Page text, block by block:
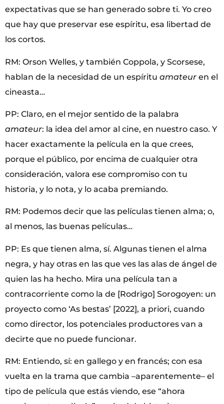
expectativas que se han generado sobre ti. Yo creo
que hay que preservar ese espíritu, esa libertad de
los cortos.
RM: Orson Welles, y también Coppola, y Scorsese,
hablan de la necesidad de un espíritu amateur en el
cineasta…
PP: Claro, en el mejor sentido de la palabra
amateur: la idea del amor al cine, en nuestro caso. Y
hacer exactamente la película en la que crees,
porque el público, por encima de cualquier otra
consideración, valora ese compromiso con tu
historia, y lo nota, y lo acaba premiando.
RM: Podemos decir que las películas tienen alma; o,
al menos, las buenas películas…
PP: Es que tienen alma, sí. Algunas tienen el alma
negra, y hay otras en las que ves las alas de ángel de
quien las ha hecho. Mira una película tan a
contracorriente como la de [Rodrigo] Sorogoyen: un
proyecto como ‘As bestas’ [2022], a priori, cuando
como director, los potenciales productores van a
decirte que no puede funcionar.
RM: Entiendo, sí: en gallego y en francés; con esa
vuelta en la trama que cambia –aparentemente– el
tipo de película que estás viendo, ese “ahora